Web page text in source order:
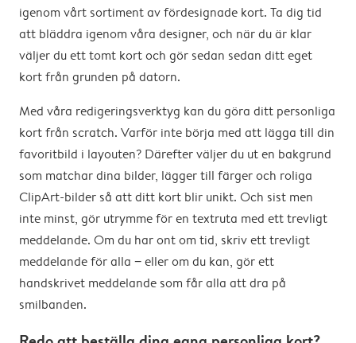
igenom vårt sortiment av fördesignade kort. Ta dig tid
att bläddra igenom våra designer, och när du är klar
väljer du ett tomt kort och gör sedan sedan ditt eget
kort från grunden på datorn.
Med våra redigeringsverktyg kan du göra ditt personliga
kort från scratch. Varför inte börja med att lägga till din
favoritbild i layouten? Därefter väljer du ut en bakgrund
som matchar dina bilder, lägger till färger och roliga
ClipArt-bilder så att ditt kort blir unikt. Och sist men
inte minst, gör utrymme för en textruta med ett trevligt
meddelande. Om du har ont om tid, skriv ett trevligt
meddelande för alla − eller om du kan, gör ett
handskrivet meddelande som får alla att dra på
smilbanden.